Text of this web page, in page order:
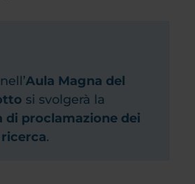
nell’Aula Magna del
si svolgerà la
di proclamazione dei
.